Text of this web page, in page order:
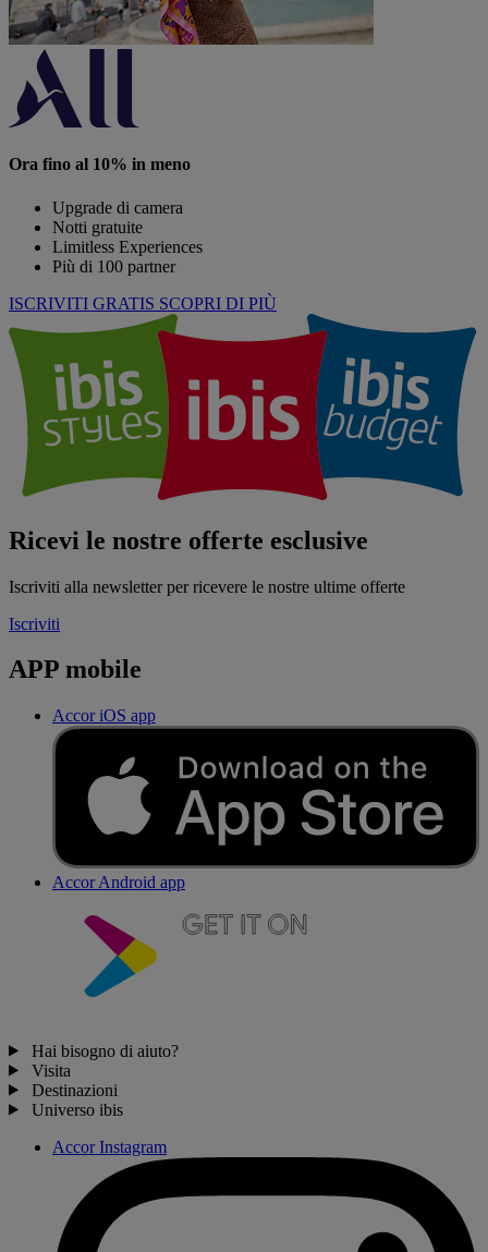
Ora fino al 10% in meno
Upgrade di camera
Notti gratuite
Limitless Experiences
Più di 100 partner
ISCRIVITI GRATIS SCOPRI DI PIÙ
Ricevi le nostre offerte esclusive
Iscriviti alla newsletter per ricevere le nostre ultime offerte
Iscriviti
APP mobile
Accor iOS app
Accor Android app
Hai bisogno di aiuto?
Visita
Destinazioni
Universo ibis
Accor Instagram